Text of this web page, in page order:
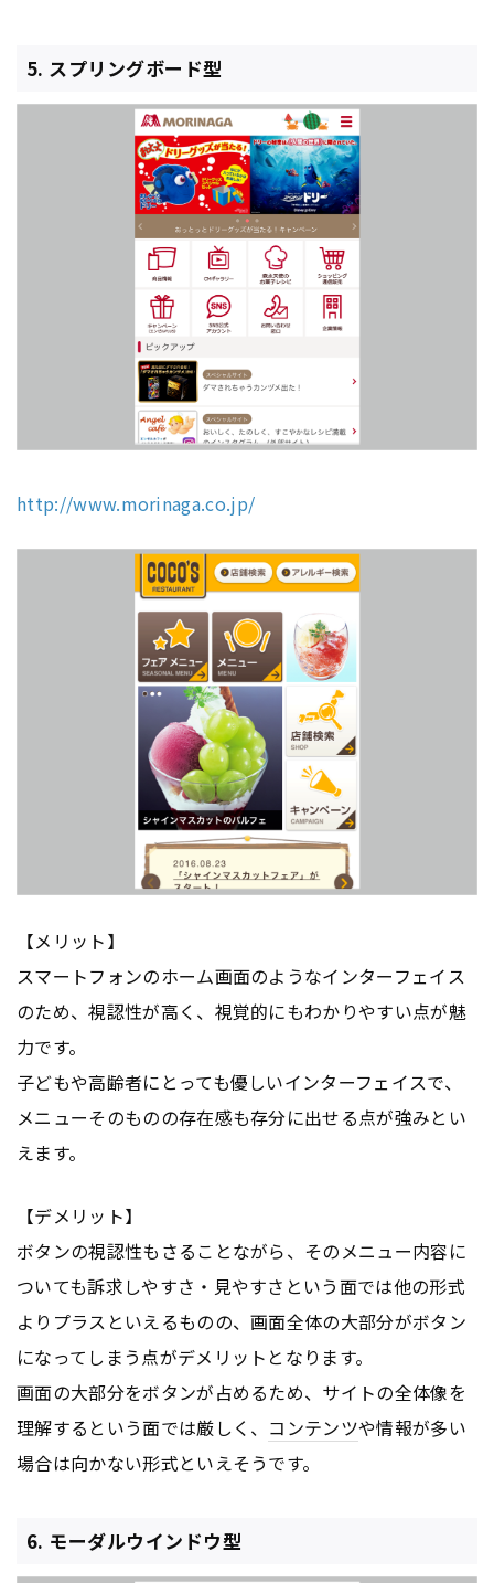
5. スプリングボード型
http://www.morinaga.co.jp/
【メリット】
スマートフォンのホーム画面のようなインターフェイス
のため、視認性が高く、視覚的にもわかりやすい点が魅
力です。
子どもや高齢者にとっても優しいインターフェイスで、
メニューそのものの存在感も存分に出せる点が強みとい
えます。
【デメリット】
ボタンの視認性もさることながら、そのメニュー内容に
ついても訴求しやすさ・見やすさという面では他の形式
よりプラスといえるものの、画面全体の大部分がボタン
になってしまう点がデメリットとなります。
画面の大部分をボタンが占めるため、サイトの全体像を
理解するという面では厳しく、 コンテンツや情報が多い
場合は向かない形式といえそうです。
6. モーダルウインドウ型